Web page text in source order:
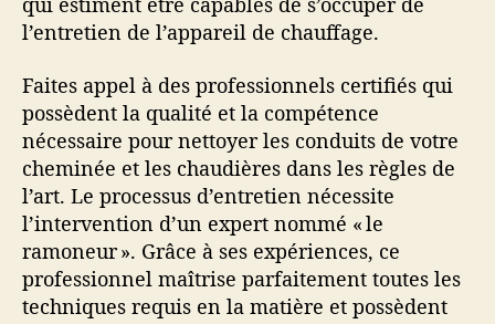
l’entretien de l’appareil de chauffage.
Faites appel à des professionnels certifiés qui
possèdent la qualité et la compétence
nécessaire pour nettoyer les conduits de votre
cheminée et les chaudières dans les règles de
l’art. Le processus d’entretien nécessite
l’intervention d’un expert nommé « le
ramoneur ». Grâce à ses expériences, ce
professionnel maîtrise parfaitement toutes les
techniques requis en la matière et possèdent